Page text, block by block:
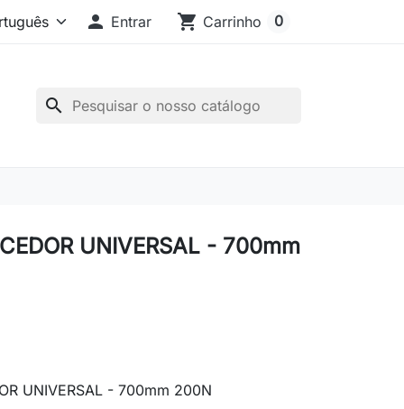
 Entrar shopping_cart Carrinho 0
search
UNIVERSAL - 700mm
UNIVERSAL - 700mm 200N